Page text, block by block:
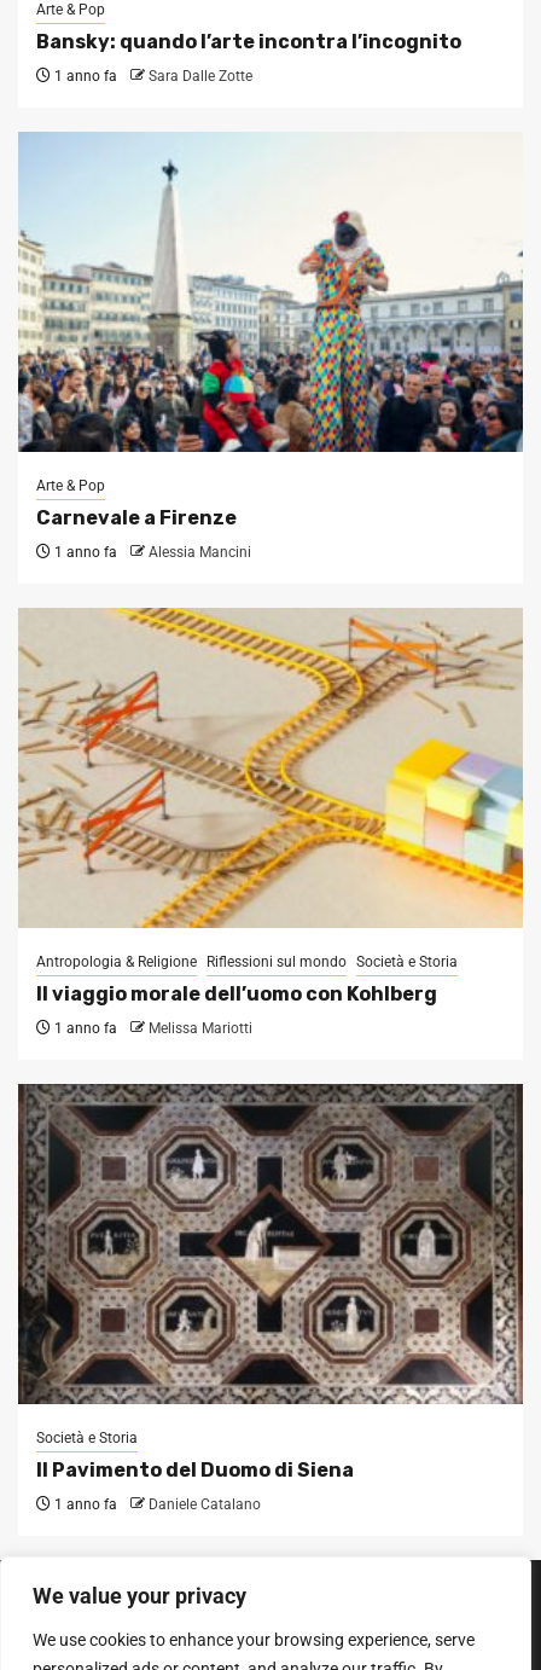
We value your privacy
We use cookies to enhance your browsing experience, serve
Arte & Pop
Bansky: quando l’arte incontra l’incognito
1 anno fa Sara Dalle Zotte
Arte & Pop
Carnevale a Firenze
1 anno fa Alessia Mancini
Antropologia & Religione Riflessioni sul mondo Società e Storia
Il viaggio morale dell’uomo con Kohlberg
1 anno fa Melissa Mariotti
Società e Storia
Il Pavimento del Duomo di Siena
1 anno fa Daniele Catalano
SEGUICI SUI SOCIAL
Facebook
Instagram
YouTube